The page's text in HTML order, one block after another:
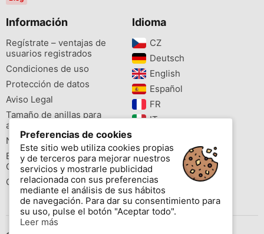
Información
Regístrate – ventajas de
usuarios registrados
Condiciones de uso
Protección de datos
Aviso Legal
Tamaño de anillas para
aves
Newsletter
Buscador de especies
Cites
Colores de las anillas
Idioma
CZ‎
Deutsch‎
English‎
Español‎
FR‎
IT‎
PL‎
PT‎
Preferencias de cookies
Este sitio web utiliza cookies propias
y de terceros para mejorar nuestros
servicios y mostrarle publicidad
relacionada con sus preferencias
mediante el análisis de sus hábitos
de navegación. Para dar su consentimiento para
su uso, pulse el botón "Aceptar todo".
Leer más